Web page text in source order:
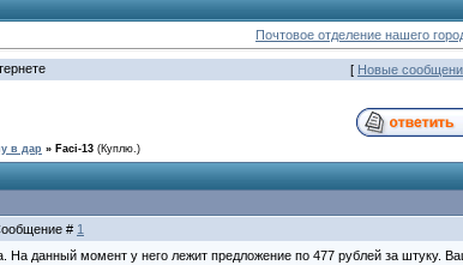
Почтовое отделение нашего
[ Новые
в дар » Faci-13 (Куплю.)
# 1
На данный момент у него лежит предложение по 477 рублей за штуку.